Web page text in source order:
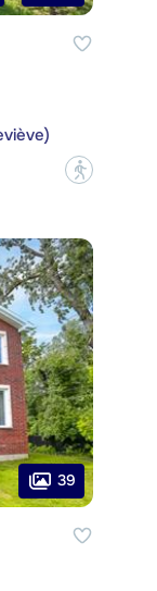
?
39